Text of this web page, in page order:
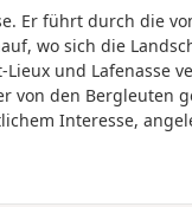
Er führt durch die
wo sich die
und Lafenasse
von den Bergleuten
Interesse,